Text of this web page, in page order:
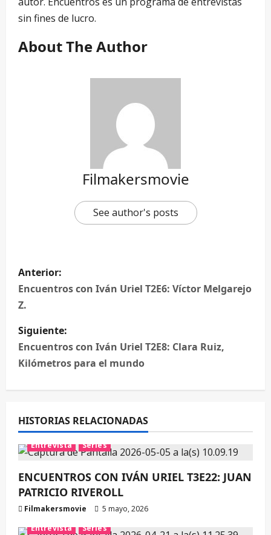
sin fines de lucro.
About The Author
Filmakersmovie
See author's posts
Anterior:
Encuentros con Iván Uriel T2E6: Víctor Melgarejo
Z.
Siguiente:
Encuentros con Iván Uriel T2E8: Clara Ruiz,
Kilómetros para el mundo
HISTORIAS RELACIONADAS
Entrevista Series
ENCUENTROS CON IVÁN URIEL T3E22: JUAN
PATRICIO RIVEROLL
Filmakersmovie
5 mayo, 2026
Entrevista
Series